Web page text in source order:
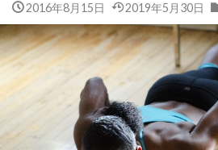
2016年8月15日 2019年5月30日